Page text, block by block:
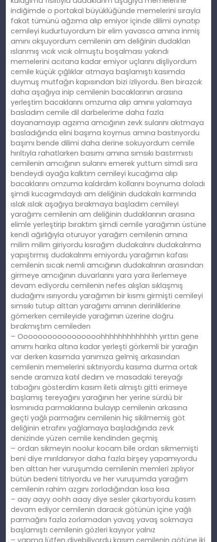
indiğimde o portakal büyüklüğünde memelerini sırayla
fakat tümünü ağzıma alıp emiyor içinde dilimi oynatıp
cemileyi kudurtuyordum bir elim yavasca amına inmiş
amını okşuyordum cemilenin am deliğinin dudakları
ıslanmış vıcık vıcık olmuştu boşalması yakındı
memelerini acıtana kadar emiyor uçlarını dişliyordum
cemile küçük çığlıklar atmaya başlamıştı kasımda
duymuş mutfağın kapısından bizi izliyordu. Ben birazcık
daha aşağıya inip cemilenin bacaklarının arasına
yerleştim bacaklarını omzuma alıp amınıı yalamaya
basladım cemile dil darbelerime daha fazla
dayanamayıp agzıma amcığının zevk sularını akıtmaya
basladığında elini başıma koymus amına bastırıyordu
başımı bende dilimi daha derine sokuyordum cemile
hırıltıyla rahatlarken basımı amına sımsıkı bastırmıstı
cemilenin amcığının sularını emerek yuttum simdi sıra
bendeydi ayağa kalktım cemileyi kucağıma alıp
bacaklarını omzuma kaldırdım kollarını boynuma doladı
şimdi kucagımdaydı am deliğinin dudakalrı karmında
ıslak ıslak aşağıya bırakmaya başladım cemileyi
yarağımı cemilenin am deliğinin dudaklarının arasına
elimle yerleştirip bıraktım şimdi cemile yarağımın üstüne
kendi ağırlığıyla oturuyor yarağım cemilenin amına
milim milim giriyordu kısrağım dudakalrını dudakalrıma
yapıştırmış dudakalrımı emiyordu yarağımın kafası
cemilenin sıcak nemli amcığının dudakalrının arasından
girmeye amcığının duvarlarını yara yara ilerlemeye
devam ediyordu cemilenin nefes alışları sıklaşmış
dudağımı ısırıyordu yarağımın bir kısmı girmişti cemileyi
sımsıkı tutup alttan yarağımı amının derinliklerine
gömerken cemileyide yarağımın üzerine doğru
bırakmıştım cemileden
– Ooooooooooooooooohhhhhhhhhhhhh yırttın gene
amımı harika altına kadar yerleşti görkemli bir yarağın
var derken kasımda yanımıza gelmiş arkasından
cemilenin memelerini sıktırıyordu kasıma durma ortak
sende aramıza katıl dedım ve masadaki tereyağı
tabağını gösterdim kasım iletiı almıştı gitti erimeye
başlamış tereyağını yarağının her yerine sürdü bir
kısmınıda parmaklarına bulayıp cemilenin arkasına
geçti yağlı parmağını cemilenin hiç sikilmemiş göt
deliğinin etrafını yağlamaya başladığında zevk
denizinde yüzen cemlie kendinden geçmiş
– ordan sikmeyin noolur kocam bile ordan sikmemişti
beni diye mırıldanıyor daha fazla birşey yapamıyordu
ben alttan her vuruşumda cemilenin memleri zıplıyor
bütün bedeni titriyordu ve her vuruşumda yarağım
cemilenin rahim azgını zorladığından kısa kısa
– aay aayy oohh aaay diye sesler çıkartıyordu kasım
devam ediyor cemilenin daracık götünün içine yağlı
parmağını fazla zorlamadan yavaş yavaş sokmaya
başlamıştı cemilenin gözleri kayıyor yalnız
– yapma lütfen diyebiliyordu kasım cemilenin götüne iki